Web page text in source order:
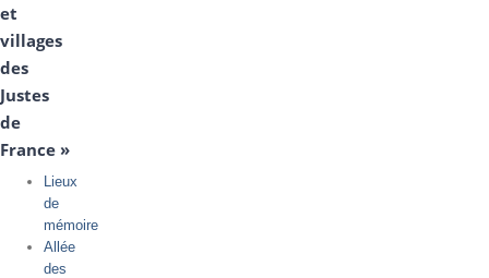
et
villages
des
Justes
de
France »
Lieux
de
mémoire
Allée
des